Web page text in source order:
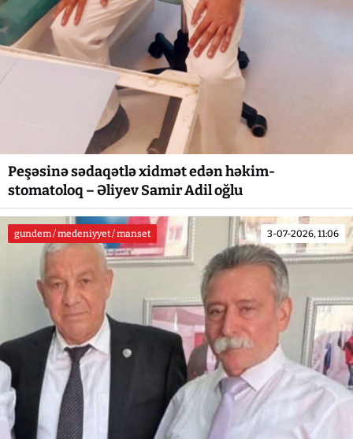
Peşəsinə sədaqətlə xidmət edən həkim-
stomatoloq – Əliyev Samir Adil oğlu
gundem / medeniyyet / manset 3-07-2026, 11:06